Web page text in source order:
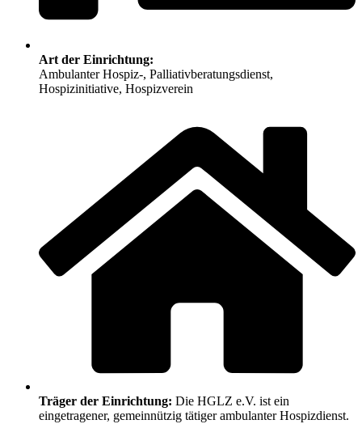
Art der Einrichtung:
Ambulanter Hospiz-, Palliativberatungsdienst,
Hospizinitiative, Hospizverein
Träger der Einrichtung: Die HGLZ e.V. ist ein
eingetragener, gemeinnützig tätiger ambulanter Hospizdienst.